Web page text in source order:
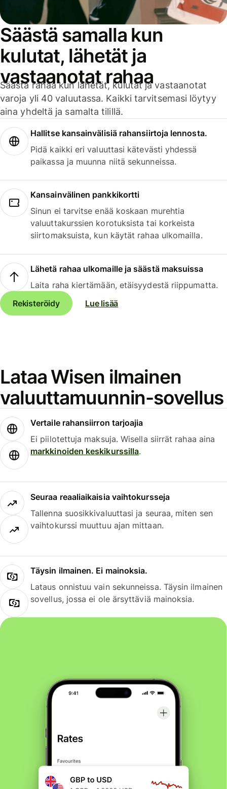
Säästä samalla kun
kulutat, lähetät ja
vastaanotat rahaa
Säästä rahaa kun lähetät, kulutat ja vastaanotat
varoja yli 40 valuutassa. Kaikki tarvitsemasi löytyy
aina yhdeltä ja samalta tilillä.
Hallitse kansainvälisiä rahansiirtoja lennosta.
Pidä kaikki eri valuuttasi kätevästi yhdessä
paikassa ja muunna niitä sekunneissa.
Kansainvälinen pankkikortti
Sinun ei tarvitse enää koskaan murehtia
valuuttakurssien korotuksista tai korkeista
siirtomaksuista, kun käytät rahaa ulkomailla.
Lähetä rahaa ulkomaille ja säästä maksuissa
Laita raha kiertämään, etäisyydestä riippumatta.
Rekisteröidy
Lue lisää
Lataa Wisen ilmainen
valuuttamuunnin-sovellus
Vertaile rahansiirron tarjoajia
Ei piilotettuja maksuja. Wisella siirrät rahaa aina
markkinoiden keskikurssilla.
Seuraa reaaliaikaisia vaihtokursseja
Tallenna suosikkivaluuttasi ja seuraa, miten sen
vaihtokurssi muuttuu ajan mittaan.
Täysin ilmainen. Ei mainoksia.
Lataus onnistuu vain sekunneissa. Täysin ilmainen
sovellus, jossa ei ole ärsyttäviä mainoksia.